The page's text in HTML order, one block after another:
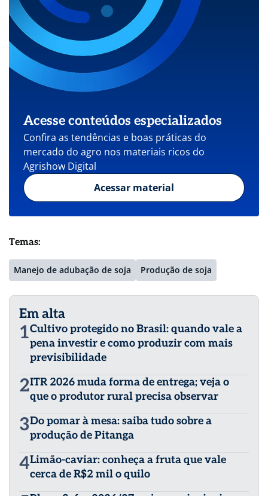
Acesse conteúdos especializados
Confira as tendências e boas práticas do
mercado do agro nos materiais ricos do
Agrishow Digital
Acessar material
Temas:
Manejo de adubação de soja Produção de soja
Em alta
1Cultivo protegido no Brasil: quando vale a
pena investir e como produzir com mais
previsibilidade
2ITR 2026 muda forma de entrega; veja o
que o produtor rural precisa observar
3Do pomar à mesa: saiba tudo sobre a
produção de Pitanga
4Limão-caviar: conheça a fruta que vale
cerca de R$2 mil o quilo